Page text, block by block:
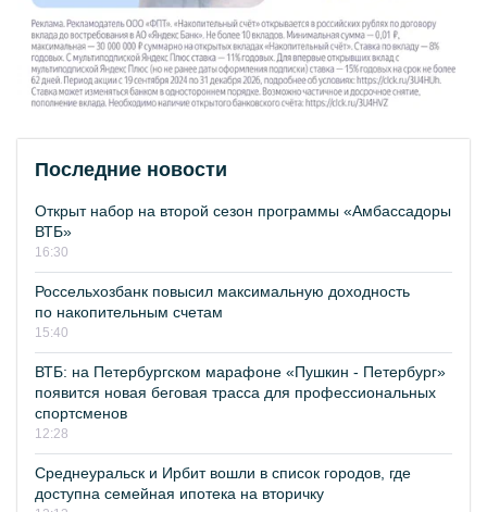
Последние новости
Открыт набор на второй сезон программы «Амбассадоры
ВТБ»
16:30
Россельхозбанк повысил максимальную доходность
по накопительным счетам
15:40
ВТБ: на Петербургском марафоне «Пушкин - Петербург»
появится новая беговая трасса для профессиональных
спортсменов
12:28
Среднеуральск и Ирбит вошли в список городов, где
доступна семейная ипотека на вторичку